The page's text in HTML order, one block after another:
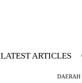
LATEST ARTICLES
DAERAH